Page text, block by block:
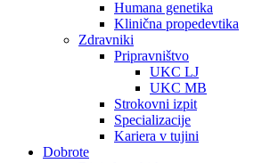
Humana genetika
Klinična propedevtika
Zdravniki
Pripravništvo
UKC LJ
UKC MB
Strokovni izpit
Specializacije
Kariera v tujini
Dobrote